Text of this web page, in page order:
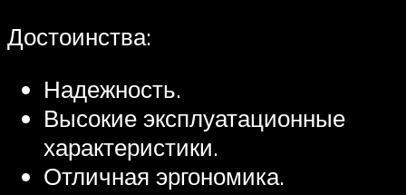
Достоинства:
Надежность.
Высокие эксплуатационные
характеристики.
Отличная эргономика.